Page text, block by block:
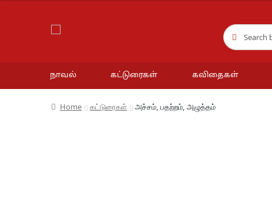
Search
for:
Search
நாவல் கட்டுரைகள் கவிதைகள்
Home கட்டுரைகள் அச்சம், பதற்றம், அழுத்தம்